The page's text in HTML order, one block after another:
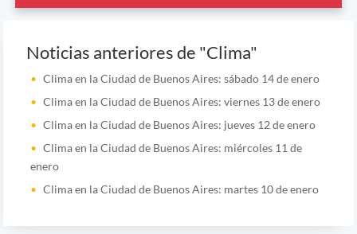
Noticias anteriores de "Clima"
Clima en la Ciudad de Buenos Aires: sábado 14 de enero
Clima en la Ciudad de Buenos Aires: viernes 13 de enero
Clima en la Ciudad de Buenos Aires: jueves 12 de enero
Clima en la Ciudad de Buenos Aires: miércoles 11 de
enero
Clima en la Ciudad de Buenos Aires: martes 10 de enero